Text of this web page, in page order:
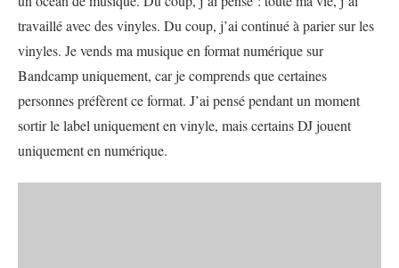
travaillé avec des vinyles. Du coup, j’ai continué à parier sur les
vinyles. Je vends ma musique en format numérique sur
Bandcamp uniquement, car je comprends que certaines
personnes préfèrent ce format. J’ai pensé pendant un moment
sortir le label uniquement en vinyle, mais certains DJ jouent
uniquement en numérique.